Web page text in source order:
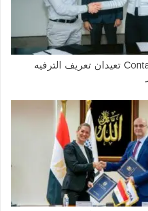
Twist وContact Now تعيدان تعريف الترفيه